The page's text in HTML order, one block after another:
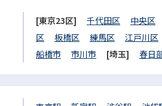
[東京23区] 千代田区 中央区
区
板橋区 練馬区 江戸川区
船橋市
市川市 [埼玉] 春日